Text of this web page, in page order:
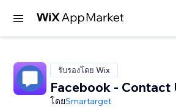
รับรองโดย Wix
Facebook - Contact
โดยSmartarget